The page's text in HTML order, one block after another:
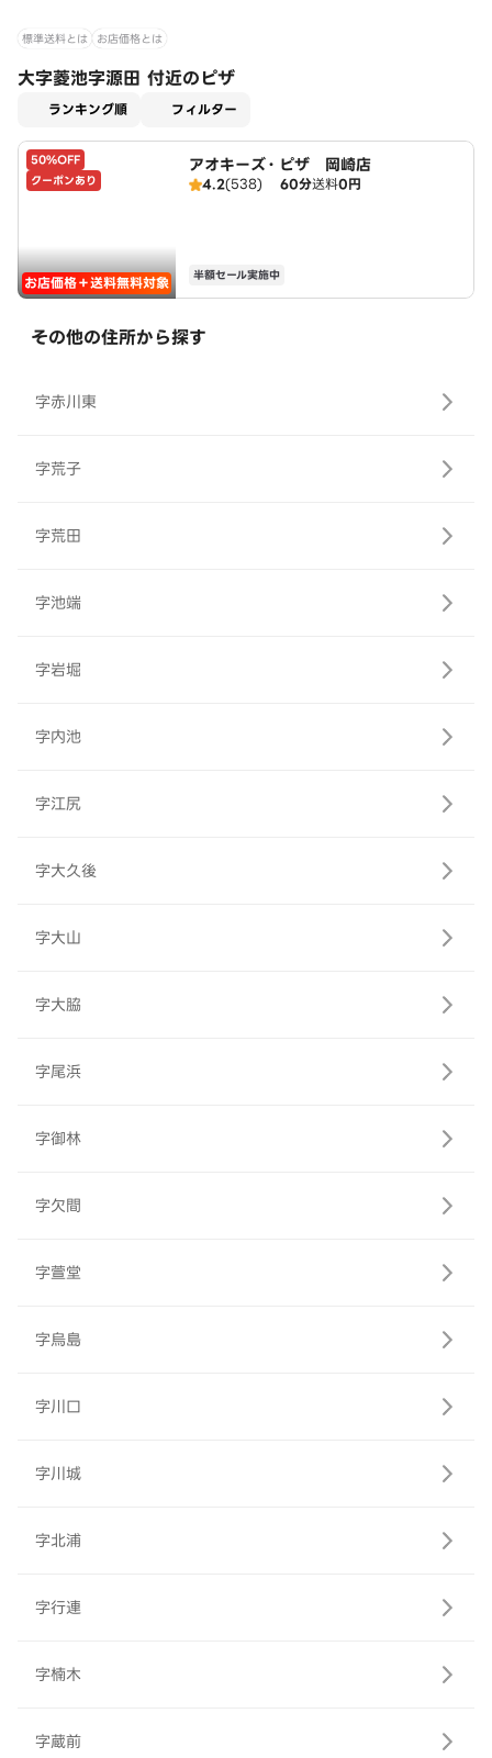
標準送料とは お店価格とは
大字菱池字源田 付近のピザ
ランキング順 フィルター
50%OFF
クーポンあり
お店価格＋送料無料対象
アオキーズ・ピザ 岡崎店
4.2(538) 60分送料0円
半額セール実施中
その他の住所から探す
字赤川東
字荒子
字荒田
字池端
字岩堀
字内池
字江尻
字大久後
字大山
字大脇
字尾浜
字御林
字欠間
字萱堂
字烏島
字川口
字川城
字北浦
字行連
字楠木
字蔵前